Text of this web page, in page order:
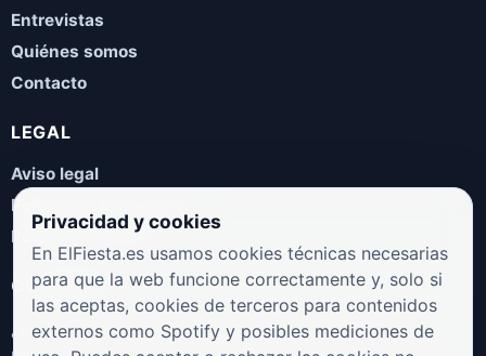
Entrevistas
Quiénes somos
Contacto
LEGAL
Aviso legal
Política de privacidad
Política de cookies
COLABORA
¿Eres artista, manager, sello o promotor? Envíanos tus
Privacidad y cookies
En ElFiesta.es usamos cookies técnicas necesarias
para que la web funcione correctamente y, solo si
las aceptas, cookies de terceros para contenidos
externos como Spotify y posibles mediciones de